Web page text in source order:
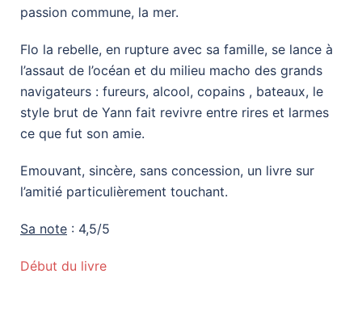
passion commune, la mer.
Flo la rebelle, en rupture avec sa famille, se lance à
l’assaut de l’océan et du milieu macho des grands
navigateurs : fureurs, alcool, copains , bateaux, le
style brut de Yann fait revivre entre rires et larmes
ce que fut son amie.
Emouvant, sincère, sans concession, un livre sur
l’amitié particulièrement touchant.
Sa note : 4,5/5
Début du livre